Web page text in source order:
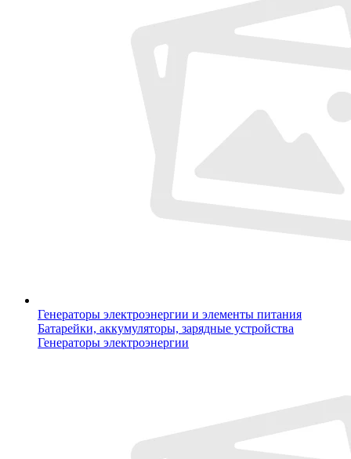
Генераторы электроэнергии и элементы питания
Батарейки, аккумуляторы, зарядные устройства
Генераторы электроэнергии